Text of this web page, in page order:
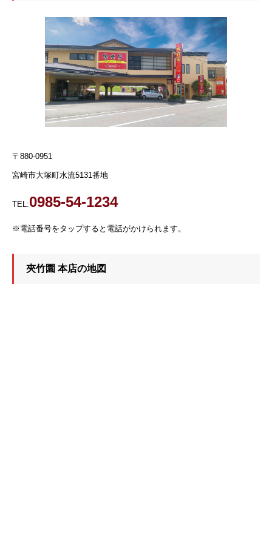
〒880-0951
宮崎市大塚町水流5131番地
TEL:0985-54-1234
※電話番号をタップすると電話がかけられます。
夾竹園 本店の地図